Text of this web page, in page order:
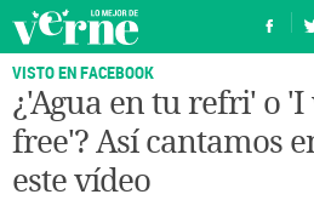
VISTO EN FACEBOOK
¿'Agua en tu refri' o
free'? Así cantamos
este vídeo